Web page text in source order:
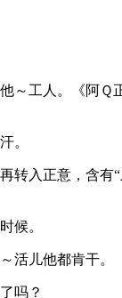
～工人。《阿Ｑ
。
转入正意，含有“
候。
活儿他都肯干。
吗？